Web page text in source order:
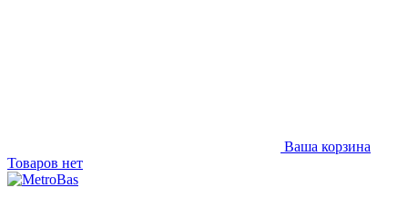
Ваша корзина
Товаров нет